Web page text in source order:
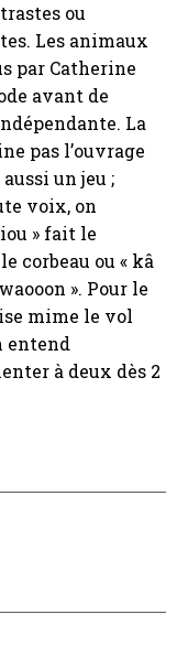
ou
Les animaux
par Catherine
avant de
La
pas l’ouvrage
un jeu ;
voix, on
» fait le
corbeau ou « kâ
». Pour le
mime le vol
entend
à deux dès 2